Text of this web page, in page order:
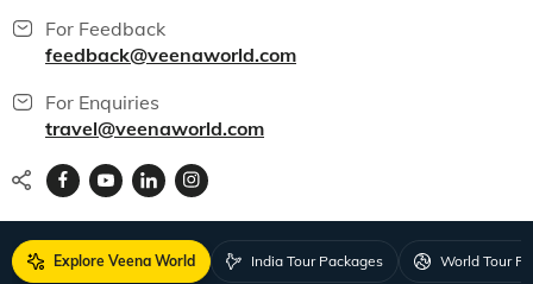
For Feedback
feedback@veenaworld.com
For Enquiries
travel@veenaworld.com
Explore Veena World India Tour Packages World Tour